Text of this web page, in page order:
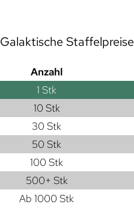
Galaktische Staffelpreise
Anzahl
1 Stk
10 Stk
30 Stk
50 Stk
100 Stk
500+ Stk
Ab 1000 Stk